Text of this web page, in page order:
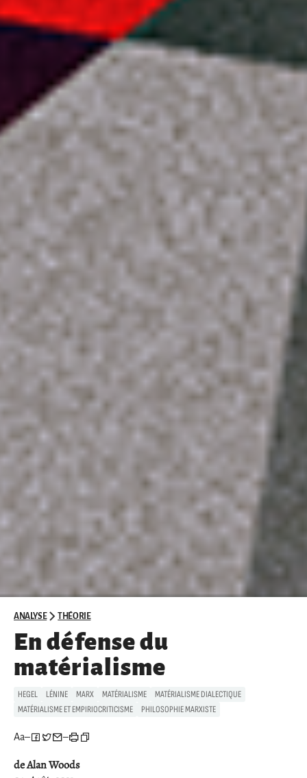
ANALYSE THÉORIE
En défense du
matérialisme
HEGEL LÉNINE MARX MATÉRIALISME
MATÉRIALISME DIALECTIQUE
MATÉRIALISME ET EMPIRIOCRITICISME
PHILOSOPHIE MARXISTE
Aa– –
de Alan Woods